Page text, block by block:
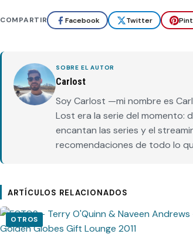
COMPARTIR Facebook Twitter
SOBRE EL AUTOR
Carlost
Soy Carlost —mi nombre es
Lost era la serie del momento:
encantan las series y el
recomendaciones de todo lo
ARTÍCULOS RELACIONADOS
OTROS